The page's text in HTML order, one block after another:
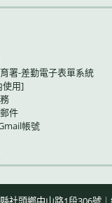
署-差勤電子表單系統
使用]
件
帳號